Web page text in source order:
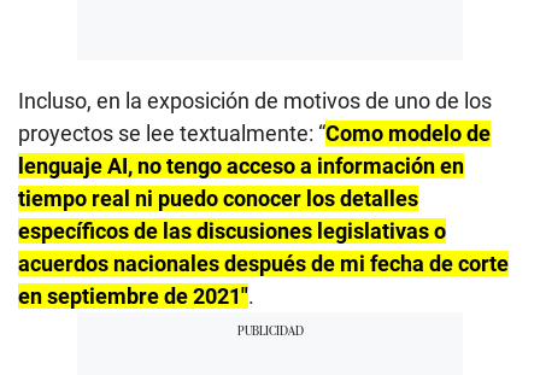
Incluso, en la exposición de motivos de uno de los
proyectos se lee textualmente: “Como modelo de
lenguaje AI, no tengo acceso a información en
tiempo real ni puedo conocer los detalles
específicos de las discusiones legislativas o
acuerdos nacionales después de mi fecha de corte
en septiembre de 2021″.